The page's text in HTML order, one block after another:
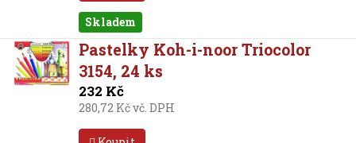
Skladem
Pastelky Koh-i-noor Triocolor
3154, 24 ks
232 Kč
280,72 Kč vč. DPH